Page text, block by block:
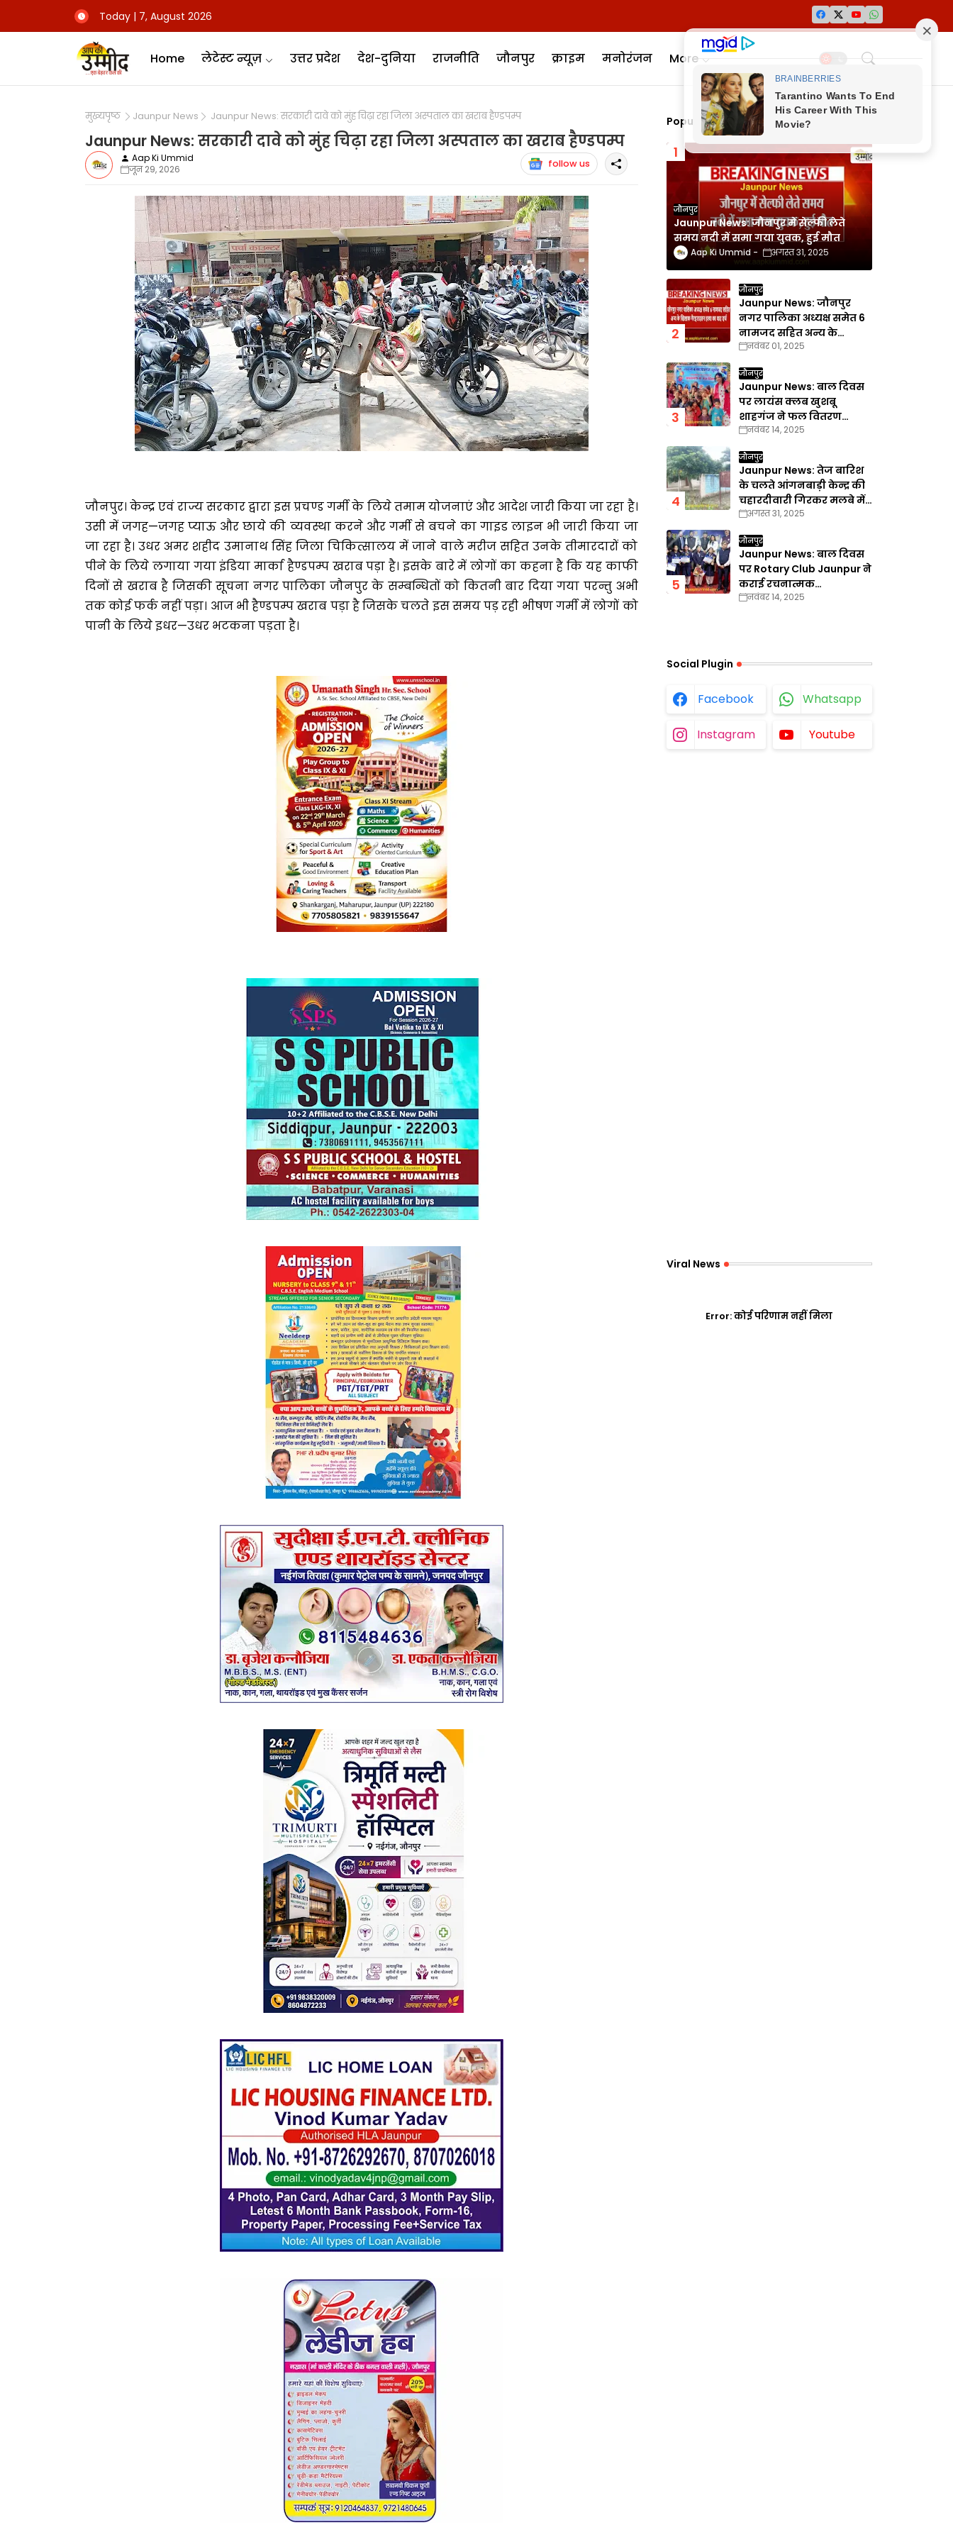
Today | 7, August 2026
Home लेटेस्ट न्यूज़ उत्तर प्रदेश देश-दुनिया राजनीति जौनपुर क्राइम मनोरंजन More
मुख्यपृष्ठ Jaunpur News Jaunpur News: सरकारी दावे को मुंह चिढ़ा रहा जिला अस्पताल का खराब हैण्डपम्प
Jaunpur News: सरकारी दावे को मुंह चिढ़ा रहा जिला अस्पताल का खराब हैण्डपम्प
Aap Ki Ummid
जून 29, 2026
follow us
जौनपुर। केन्द्र एवं राज्य सरकार द्वारा इस प्रचण्ड गर्मी के लिये तमाम योजनाएं और आदेश जारी किया जा रहा है।
उसी में जगह—जगह प्याऊ और छाये की व्यवस्था करने और गर्मी से बचने का गाइड लाइन भी जारी किया जा
जा रहा है। उधर अमर शहीद उमानाथ सिंह जिला चिकित्सालय में जाने वाले मरीज सहित उनके तीमारदारों को
पीने के लिये लगाया गया इंडिया मार्का हैण्डपम्प खराब पड़ा है। इसके बारे में लोगों का कहना है कि यह काफी
दिनों से खराब है जिसकी सूचना नगर पालिका जौनपुर के सम्बन्धितों को कितनी बार दिया गया परन्तु अभी
तक कोई फर्क नहीं पड़ा। आज भी हैण्डपम्प खराब पड़ा है जिसके चलते इस समय पड़ रही भीषण गर्मी में लोगों को
पानी के लिये इधर—उधर भटकना पड़ता है।
Popular Posts
जौनपुर
Jaunpur News: जौनपुर में सेल्फी लेते
समय नदी में समा गया युवक, हुई मौत
Aap Ki Ummid अगस्त 31, 2025
जौनपुर
Jaunpur News: जौनपुर
नगर पालिका अध्यक्ष समेत 6
नामजद सहित अन्य के
खिलाफ गैरइरादतन हत्या का
नवंबर 01, 2025
जौनपुर
Jaunpur News: बाल दिवस
पर लायंस क्लब खुशबू
शाहगंज ने फल वितरण
कार्यक्रम का किया आयोजन
नवंबर 14, 2025
जौनपुर
Jaunpur News: तेज बारिश
के चलते आंगनबाड़ी केन्द्र की
चहारदीवारी गिरकर मलबे में
तब्दील
अगस्त 31, 2025
जौनपुर
Jaunpur News: बाल दिवस
पर Rotary Club Jaunpur ने
कराई रचनात्मक
प्रतियोगिताएँ
नवंबर 14, 2025
Social Plugin
Facebook Whatsapp
Instagram Youtube
Viral News
Error:कोई परिणाम नहीं मिला